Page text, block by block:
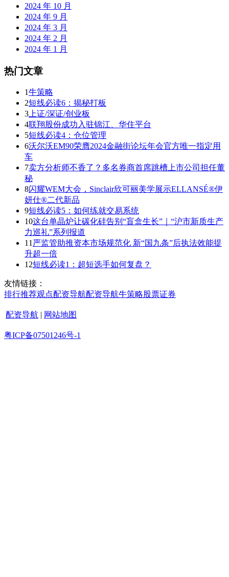
2024 年 10 月
2024 年 9 月
2024 年 3 月
2024 年 2 月
2024 年 1 月
热门文章
1牛策略
2短线必读6：揭秘打板
3 上证/深证/创业板
4联翔股份成功入驻锦江、华住平台
5短线必读4：仓位管理
6沃尔沃EM90荣膺2024金融街论坛年会官方唯一指定用
车
7卖方分析师不香了？多名券商首席跳槽上市公司担任董
秘
8闪耀WEM大会，Sinclair欣可丽美学展示ELLANSÉ®伊
妍仕®二代新品
9短线必读5：如何练就交易系统
10这台单晶炉让碳化硅告别“盲盒生长”｜“沪市新质生产
力巡礼”系列报道
11 严监管助推资本市场规范化 新“国九条”后执法效能提
升超一倍
12短线必读1：超短选手如何复盘？
友情链接：
排行推荐观点配资导航配资导航牛策略股票证券
配资导航 | 网站地图
粤ICP备07501246号-1